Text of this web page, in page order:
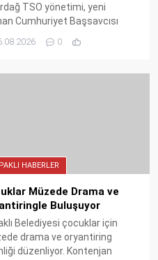
TSO yönetimi, yeni
Cumhuriyet Başsavcısı
Cengiz Günay ve
olmasını diledi. İş dünyası ile
0
HABERLER
Müzede Drama ve
Buluşuyor
Belediyesi çocuklar için
drama ve oryantiring
düzenliyor. Kontenjan